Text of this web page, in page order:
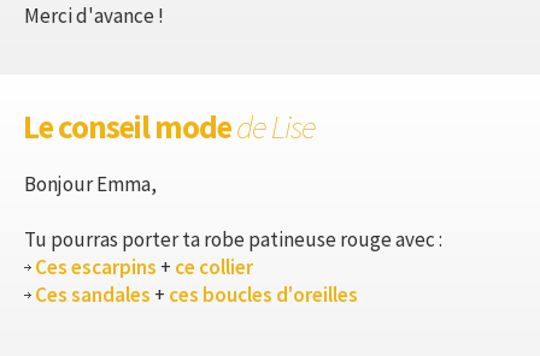
Merci d'avance !
Le conseil modede Lise
Bonjour Emma,
Tu pourras porter ta robe patineuse rouge avec :
Ces escarpins + ce collier
Ces sandales + ces boucles d'oreilles